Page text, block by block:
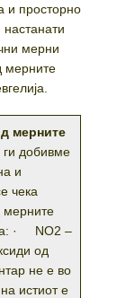
и просторно
мерни
мерните
мерните
добивме
и
чека
мерните
· NO2 –
од
не е во
истиот е